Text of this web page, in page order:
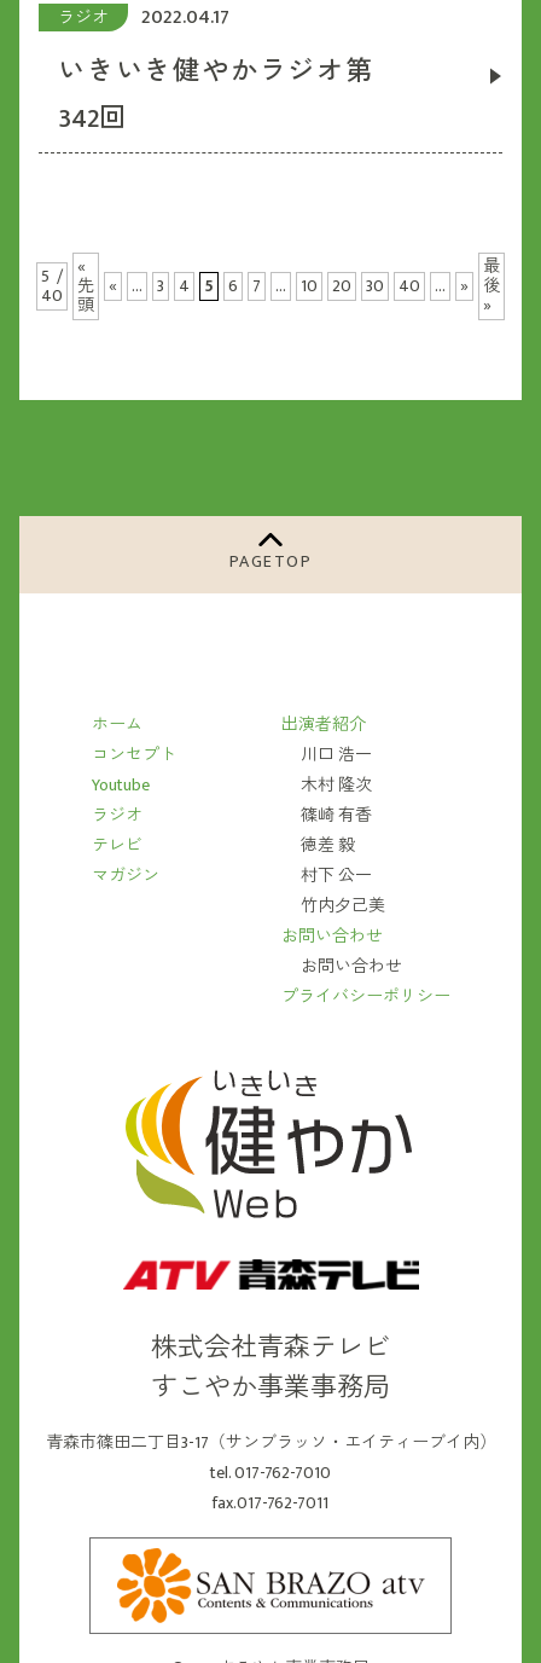
ラジオ 2022.04.17
いきいき健やかラジオ第
342回
5 /
40
«
先
頭
« ... 3 4 5 6 7 ... 10 20 30 40 ... »
最
後
»
PAGETOP
株式会社青森テレビ
すこやか事業事務局
青森市篠田二丁目3-17（サンブラッソ・エイティーブイ内）
tel. 017-762-7010
fax.017-762-7011
ホーム
コンセプト
Youtube
ラジオ
テレビ
マガジン
出演者紹介
川口 浩一
木村 隆次
篠崎 有香
徳差 毅
村下 公一
竹内夕己美
お問い合わせ
お問い合わせ
プライバシーポリシー